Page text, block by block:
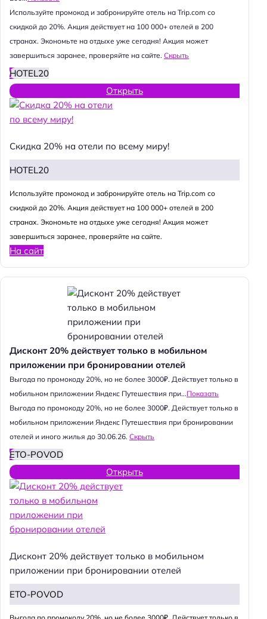
Используйте промокод и забронируйте отель на Trip.com со
скидкой до 20%. Акция действует на 100 000+ отелей в 200
странах. Экономьте на отдыхе уже сегодня! Акция может
завершиться заранее, проверяйте на сайте. Скрыть
HOTEL20
Открыть
Скидка 20% на отели по всему миру!
HOTEL20
Используйте промокод и забронируйте отель на Trip.com со
скидкой до 20%. Акция действует на 100 000+ отелей в 200
странах. Экономьте на отдыхе уже сегодня! Акция может
завершиться заранее, проверяйте на сайте.
На сайт
Дисконт 20% действует только в мобильном
приложении при бронировании отелей
Выгода по промокоду 20%, но не более 3000₽. Действует только в
мобильном приложении Яндекс Путешествия при...Показать
Выгода по промокоду 20%, но не более 3000₽. Действует только в
мобильном приложении Яндекс Путешествия при бронировании
отелей и иного жилья до 30.06.26. Скрыть
ETO-POVOD
Открыть
Дисконт 20% действует только в мобильном
приложении при бронировании отелей
ETO-POVOD